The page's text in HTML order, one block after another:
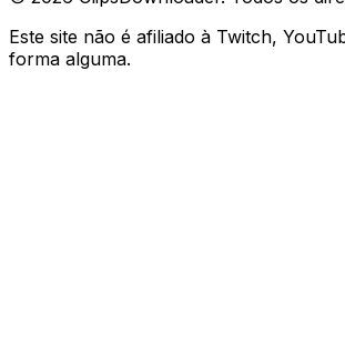
Este site não é afiliado à Twitch,
forma alguma.